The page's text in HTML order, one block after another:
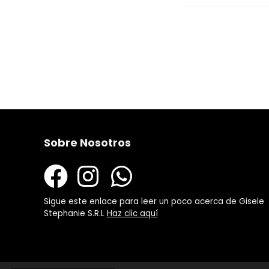
Sobre Nosotros
Sigue este enlace para leer un poco acerca de Gisele
Stephanie S.R.L Haz clic aquí